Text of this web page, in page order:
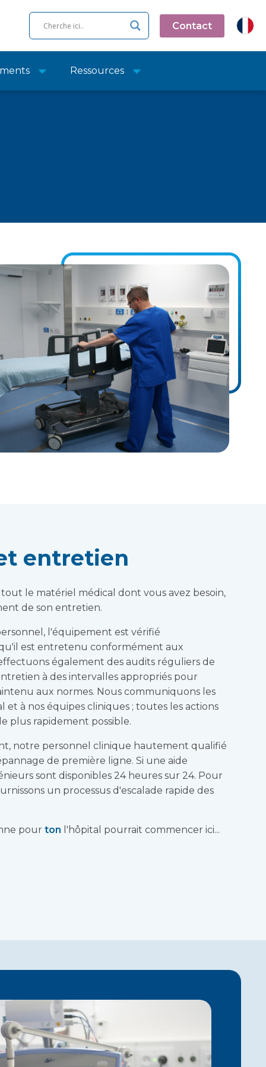
Contact
Ressources
entretien
le matériel médical dont vous avez besoin,
de son entretien.
l'équipement est vérifié
est entretenu conformément aux
également des audits réguliers de
à des intervalles appropriés pour
aux normes. Nous communiquons les
à nos équipes cliniques ; toutes les actions
plus rapidement possible.
notre personnel clinique hautement qualifié
de première ligne. Si une aide
sont disponibles 24 heures sur 24. Pour
un processus d'escalade rapide des
pour ton l'hôpital pourrait commencer ici...